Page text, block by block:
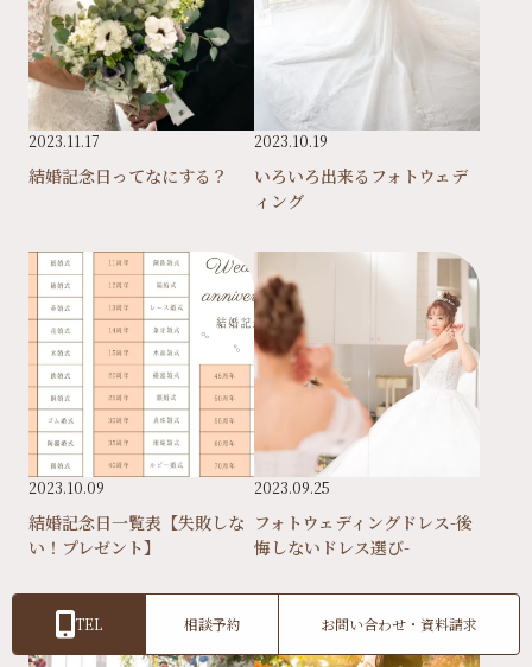
2023.11.17
結婚記念日ってなにする？
2023.10.19
いろいろ出来るフォトウェデ
ィング
2023.10.09
結婚記念日一覧表【失敗しな
い！プレゼント】
2023.09.25
フォトウェディングドレス-後
悔しないドレス選び-
TEL 相談予約 お問い合わせ・資料請求